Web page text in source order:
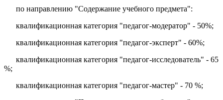
по направлению "Содержание учебного предмета":
квалификационная категория "педагог-модератор" - 50%;
квалификационная категория "педагог-эксперт" - 60%;
квалификационная категория "педагог-исследователь" - 65
%;
квалификационная категория "педагог-мастер" - 70 %;